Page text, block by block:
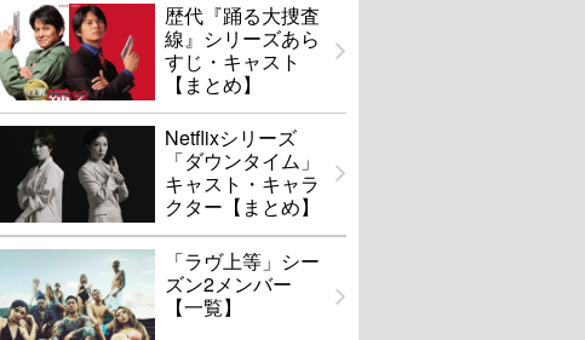
歴代『踊る大捜査
線』シリーズあら
すじ・キャスト
【まとめ】
Netflixシリーズ
「ダウンタイム」
キャスト・キャラ
クター【まとめ】
「ラヴ上等」シー
ズン2メンバー
【一覧】